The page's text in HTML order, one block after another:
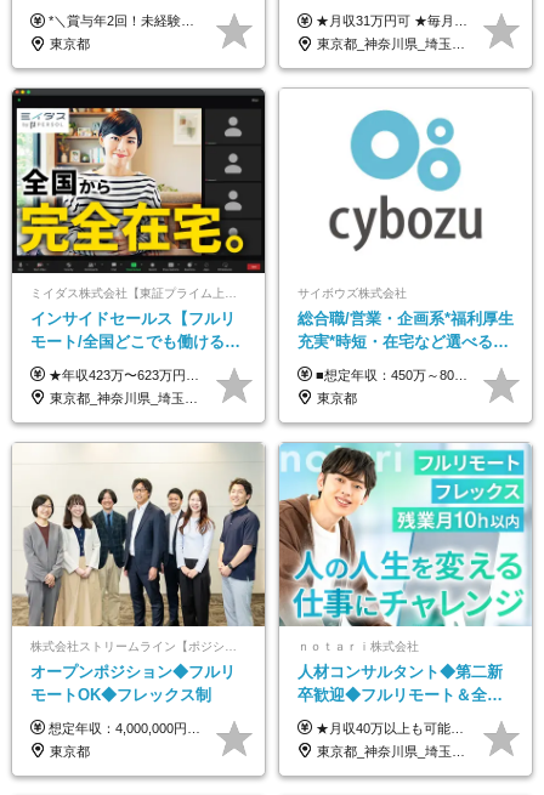
120日*土日祝休み*残業ほぼな
し*育児中社員8割以上
*＼賞与年2回！未経験から月給28万円スタート／* ◆月給28万～40万円＋賞与年2回＋各種インセンティブ ※経験・スキルを考慮の上、決定します ※試用期間6ヶ月間あり（期間中は月給26万円～になります。その他待遇等に差異はありません） ※月給には月35時間分の固定残業代含む（月5万4800円/超過分別途支給） ※ほとんどのメンバーが残業ゼロです！フレックスタイム制のため、自分の生活に合わせて調整できます。 ＼希望性で土曜日出勤あり／ お客様より「土曜日に応募者の対応をしてほしい」という ご要望を受けた際に、応募者対応⇒求職者との メッセージのやり取りなど、対応が発生する場合があります。 ※土曜日に出勤いただく場合は ・2時間稼働：4500円 ・4時間稼働：9000円 の給与が発生。勤務時間が4時間超えることは原則ありません。 短期間で高い給与をGETできるチャンスです♪
東京都
可/月最大3万のインセンティ
ブ支給/平均年齢33歳
★月収31万円可 ★毎月「最大3万円」のインセンティブあり 月給266,228円～＋スキル手当（15,000円）＋インセンティブ（月最大3万円） ※月給例（月額最大額）：281,228 円＋残業代発生分 インセンティブを最大まで取得できた場合は、月額最大額：311,228円＋残業代発生分 となります ※経験・スキルなどを考慮し決定します ※残業代は1分単位で支給 ※試用期間3ヵ月あり（契約社員期間も給与・待遇に変更なし） ※インセンティブは効率性、顧客満足、勤怠状況等の結果により毎月金額が決定されます。 ＼”頑張り”はインセンティブで還元！／ 入社3ヶ月目から、目標数字やKPI、勤怠状況、お客様アンケートなどをもとに評価をスタート。 最短4ヶ月目にはインセンティブの支給も可能です！
東京都_神奈川県_埼玉県_千葉県_大阪府_愛知県_北海道_青森県_岩手県_宮城県_秋田県_山形県_福島県_茨城県_栃木県_群馬県_新潟県_山梨県_長野県_富山県_石川県_福井県_静岡県_岐阜県_三重県_兵庫県_京都府_滋賀県_奈良県_和歌山県_広島県_岡山県_鳥取県_島根県_山口県_徳島県_香川県_愛媛県_高知県_福岡県_熊本県_佐賀県_長崎県_大分県_宮崎県_鹿児島県_沖縄県
インサイドセールス【フルリ
モート/全国どこでも働ける】
未経験OK*土日祝休み*残業少
なめ*在宅勤務手当あり
★年収423万〜623万円のモデルあり（想定時間外手当10時間分含む） ★半年に一度ドカンと支給のボーナスあり（半年に1度最大150万円） 月給25万円〜＋各種手当＋インセンティブ ＊リモートワーク手当（4000円/月） ＊リモートワーク一時金（1万5000円） ＊残業手当全額支給 ※経験・スキルにより月給を決定します ※試用期間：2ヵ月あり。期間中の雇用形態・給与・待遇に変更はありません 《頑張りはインセンティブとして還元！》 当社は5段階の評価制度を導入。 半期に1回の評価で最高ランク（5点）を獲得したメンバーには、 150万円のインセンティブを支給！ これが半年に一度のインセンティブとして支給されるため、 成果を出した分だけまとまった収入を得られる仕組みです。 【固定残業代について】 なし（残業代は、実際の労働時間に応じて別途全額支給）
東京都_神奈川県_埼玉県_千葉県_大阪府_愛知県_北海道_青森県_岩手県_宮城県_秋田県_山形県_福島県_茨城県_栃木県_群馬県_新潟県_山梨県_長野県_富山県_石川県_福井県_静岡県_岐阜県_三重県_兵庫県_京都府_滋賀県_奈良県_和歌山県_広島県_岡山県_鳥取県_島根県_山口県_徳島県_香川県_愛媛県_高知県_福岡県_熊本県_佐賀県_長崎県_大分県_宮崎県_鹿児島県_沖縄県
サイボウズ株式会社
総合職/営業・企画系*福利厚生
充実*時短・在宅など選べる働
き方*賞与年2回
■想定年収：450万～800万円（基本給12ヶ月分＋賞与2ヶ月分） ※上記想定年収はフルタイムの働き方を想定しています。 それ以外の働き方（勤務日数、時短、固定残業時間数の変更など）の場合 上記想定年収の支給を確約するものではありません ※賞与は全社の業績に応じて変動の可能性があります ※ご経験・スキルを考慮のうえ、当社規定により優遇します （試用期間3ヶ月有/給与・待遇に差異なし） ■昇給年1回 ■賞与年2回（2月・8月）
東京都
オープンポジション◆フルリ
モートOK◆フレックス制
想定年収：4,000,000円 ～ 8,000,000円 月給：288,000円 ～ 570,000円 ※ご経験・能力に応じて決定いたします。 ※上記額にはみなし残業代を含みます。 ※超過分は全額支給いたします。 ※みなし残業代 45,000円 ～ 89,050円／月 ※みなし残業時間 20時間／月 ※試用期間：3ヶ月（試用期間中の待遇に差異はありません） 【固定残業代について】 固定残業20時間分（45,000円～89,050円）を含む ※超過分は別途全額支給
東京都
ｎｏｔａｒｉ株式会社
人材コンサルタント◆第二新
卒歓迎◆フルリモート＆全国
から勤務OK◆残業月10h以内
◆フレックス制
★月収40万以上も可能！ ★能力・スキル・経験を考慮した年収額を設定します ★年功序列ではなく、チャレンジを評価して給与に反映！ ■月給20万円～40万円＋決算賞与 ※経験・スキルを考慮のうえ決定します ※給与にはみなし残業代40時間分を含む。そのほか詳細に関しては別途面接時にご説明します ※試用期間3ヵ月あり。期間中の雇用形態・条件などに差異はありません
東京都_神奈川県_埼玉県_千葉県_大阪府_愛知県_北海道_青森県_岩手県_宮城県_秋田県_山形県_福島県_茨城県_栃木県_群馬県_新潟県_山梨県_長野県_富山県_石川県_福井県_静岡県_岐阜県_三重県_兵庫県_京都府_滋賀県_奈良県_和歌山県_広島県_岡山県_鳥取県_島根県_山口県_徳島県_香川県_愛媛県_高知県_福岡県_熊本県_佐賀県_長崎県_大分県_宮崎県_鹿児島県_沖縄県